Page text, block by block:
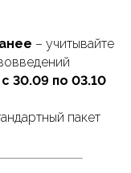
– учитывайте
30.09 по 03.10
пакет